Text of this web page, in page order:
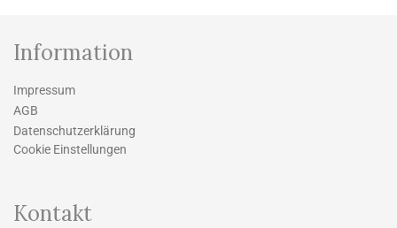
Information
Impressum
AGB
Datenschutzerklärung
Cookie Einstellungen
Kontakt